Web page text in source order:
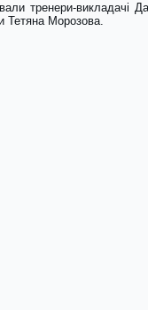
тренери-викладачі
Тетяна Морозова.